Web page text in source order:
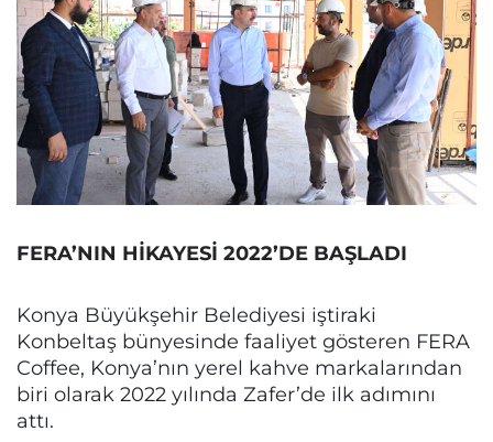
FERA’NIN HİKAYESİ 2022’DE BAŞLADI
Konya Büyükşehir Belediyesi iştiraki
Konbeltaş bünyesinde faaliyet gösteren FERA
Coffee, Konya’nın yerel kahve markalarından
biri olarak 2022 yılında Zafer’de ilk adımını
attı.